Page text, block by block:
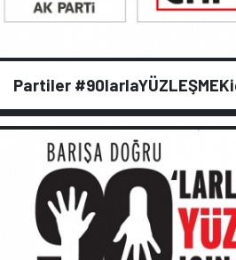
Partiler